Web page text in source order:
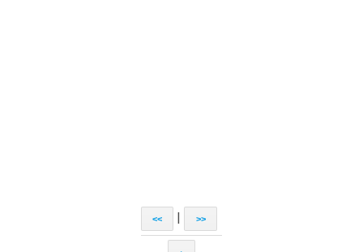
<< >>